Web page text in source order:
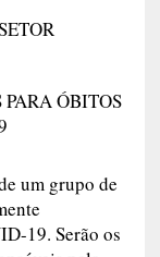
PARA ÓBITOS
um grupo de
19. Serão os